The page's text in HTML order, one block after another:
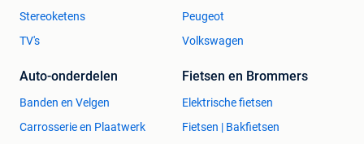
Stereoketens
TV's
Peugeot
Volkswagen
Auto-onderdelen
Banden en Velgen
Carrosserie en Plaatwerk
Fietsen en Brommers
Elektrische fietsen
Fietsen | Bakfietsen